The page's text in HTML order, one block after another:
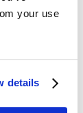
your use
details